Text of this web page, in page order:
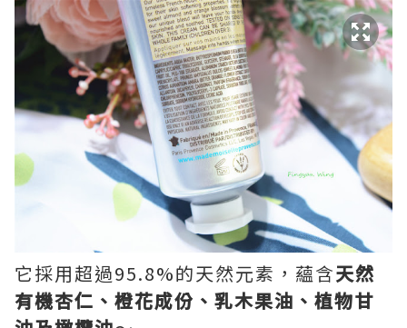
它採用超過95.8%的天然元素，蘊含天然
有機杏仁 、 橙花成份 、 乳木果油 、 植物甘